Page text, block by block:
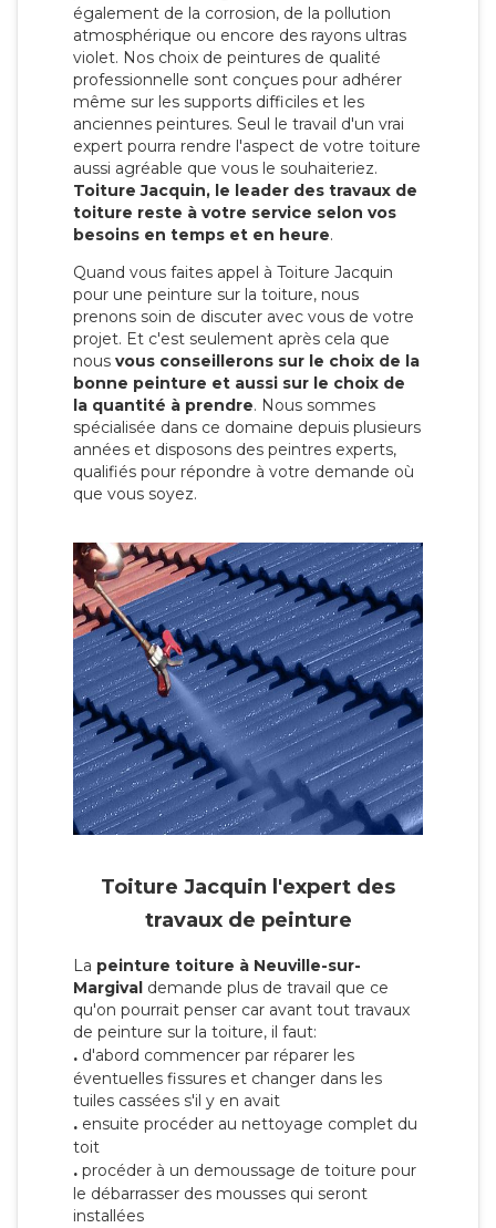
également de la corrosion, de la pollution
atmosphérique ou encore des rayons ultras
violet. Nos choix de peintures de qualité
professionnelle sont conçues pour adhérer
même sur les supports difficiles et les
anciennes peintures. Seul le travail d'un vrai
expert pourra rendre l'aspect de votre toiture
aussi agréable que vous le souhaiteriez.
Toiture Jacquin, le leader des travaux de
toiture reste à votre service selon vos
besoins en temps et en heure.
Quand vous faites appel à Toiture Jacquin
pour une peinture sur la toiture, nous
prenons soin de discuter avec vous de votre
projet. Et c'est seulement après cela que
nous vous conseillerons sur le choix de la
bonne peinture et aussi sur le choix de
la quantité à prendre. Nous sommes
spécialisée dans ce domaine depuis plusieurs
années et disposons des peintres experts,
qualifiés pour répondre à votre demande où
que vous soyez.
Toiture Jacquin l'expert des
travaux de peinture
La peinture toiture à Neuville-sur-
Margival demande plus de travail que ce
qu'on pourrait penser car avant tout travaux
de peinture sur la toiture, il faut:
. d'abord commencer par réparer les
éventuelles fissures et changer dans les
tuiles cassées s'il y en avait
. ensuite procéder au nettoyage complet du
toit
. procéder à un demoussage de toiture pour
le débarrasser des mousses qui seront
installées